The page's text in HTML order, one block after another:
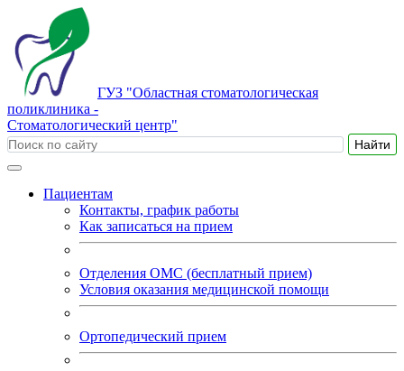
ГУЗ "Областная стоматологическая
поликлиника -
Стоматологический центр"
Пациентам
Контакты, график работы
Как записаться на прием
Отделения ОМС (бесплатный прием)
Условия оказания медицинской помощи
Ортопедический прием